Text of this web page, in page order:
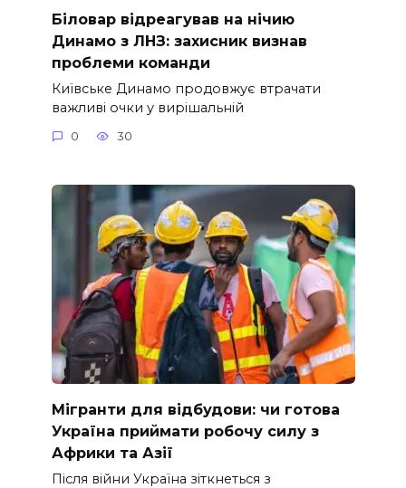
Біловар відреагував на нічию
Динамо з ЛНЗ: захисник визнав
проблеми команди
Київське Динамо продовжує втрачати
важливі очки у вирішальній
0 30
Мігранти для відбудови: чи готова
Україна приймати робочу силу з
Африки та Азії
Після війни Україна зіткнеться з